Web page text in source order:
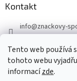
Tento web používá
tohoto webu
informacízde.
Kontakt
info@znackovy-